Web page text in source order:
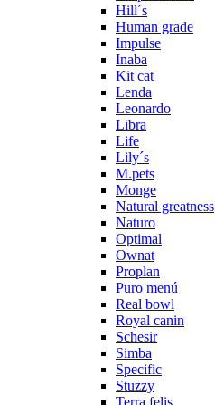
Hill´s
Human grade
Impulse
Inaba
Kit cat
Lenda
Leonardo
Libra
Life
Lily´s
M.pets
Monge
Natural greatness
Naturo
Optimal
Ownat
Proplan
Puro menú
Real bowl
Royal canin
Schesir
Simba
Specific
Stuzzy
Terra felis